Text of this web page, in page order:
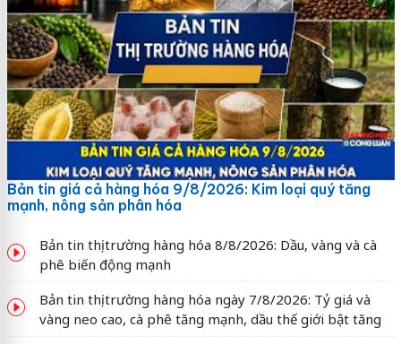
Bản tin giá cả hàng hóa 9/8/2026: Kim loại quý tăng
mạnh, nông sản phân hóa
Bản tin thị trường hàng hóa 8/8/2026: Dầu, vàng và cà
phê biến động mạnh
Bản tin thị trường hàng hóa ngày 7/8/2026: Tỷ giá và
vàng neo cao, cà phê tăng mạnh, dầu thế giới bật tăng